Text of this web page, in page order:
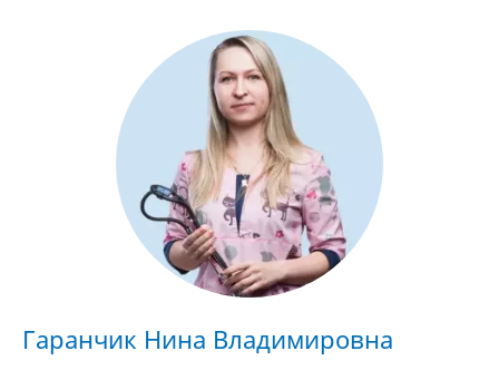
Гаранчик Нина Владимировна